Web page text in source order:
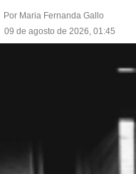
Por Maria Fernanda Gallo
09 de agosto de 2026, 01:45